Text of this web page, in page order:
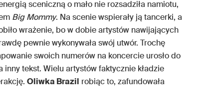
sceniczną o mało nie rozsadziła namiotu,
Big Mommy. Na scenie wspierały ją tancerki, a
wrażenie, bo w dobie artystów nawijających
pewnie wykonywała swój utwór. Trochę
swoich numerów na koncercie urosło do
tekst. Wielu artystów faktycznie kładzie
Oliwka Brazil robiąc to, zafundowała